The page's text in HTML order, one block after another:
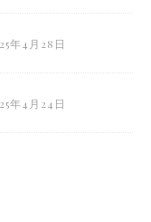
年4月28日
年4月24日